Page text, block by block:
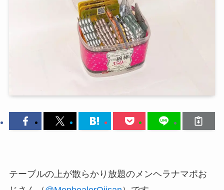
テーブルの上が散らかり放題のメンヘラナマポお